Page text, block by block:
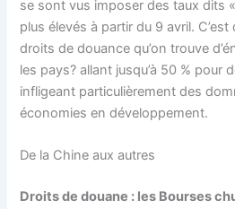
se sont vus imposer des taux dits
plus élevés à partir du 9 avril.
droits de douance qu’on trouve
les pays? allant jusqu’à 50 % pour
infligeant particulièrement des
économies en développement.
De la Chine aux autres
Droits de douane : les Bourses